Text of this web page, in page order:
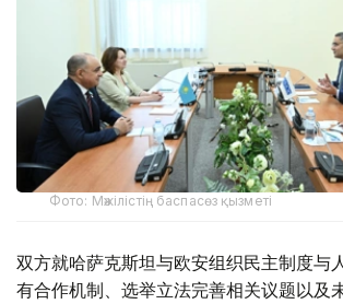
Фото: Мәжілістің баспасөз қызметі
双方就哈萨克斯坦与欧安组织民主制度与
有合作机制、选举立法完善相关议题以及